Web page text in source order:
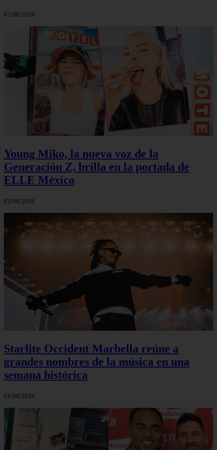
02/08/2026
Young Miko, la nueva voz de la
Generación Z, brilla en la portada de
ELLE México
02/08/2026
Starlite Occident Marbella reúne a
grandes nombres de la música en una
semana histórica
01/08/2026